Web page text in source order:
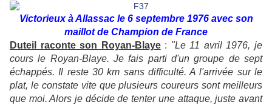
Victorieux à Allassac le 6 septembre 1976 avec son
maillot de Champion de France
Duteil raconte son Royan-Blaye : "Le 11 avril 1976, je
cours le Royan-Blaye. Je fais parti d'un groupe de sept
échappés. Il reste 30 km sans difficulté. A l'arrivée sur le
plat, le constate vite que plusieurs coureurs sont meilleurs
que moi. Alors je décide de tenter une attaque, juste avant